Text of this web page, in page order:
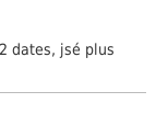
dates, jsé plus